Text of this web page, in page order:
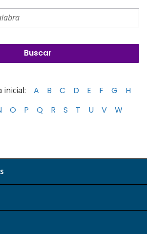
inicial: A B C D E F G
H
O P Q R S T U V
W